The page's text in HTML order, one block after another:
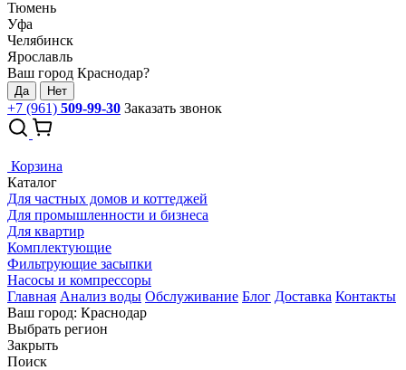
Тюмень
Уфа
Челябинск
Ярославль
Ваш город Краснодар?
Да Нет
+7 (961) 509-99-30 Заказать звонок
Корзина
Каталог
Для частных домов и коттеджей
Для промышленности и бизнеса
Для квартир
Комплектующие
Фильтрующие засыпки
Насосы и компрессоры
Главная Анализ воды Обслуживание Блог Доставка Контакты
Ваш город: Краснодар
Выбрать регион
Закрыть
Поиск